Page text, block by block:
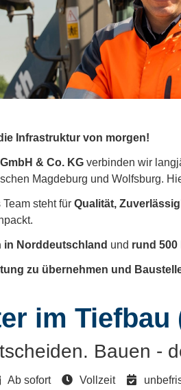
im Tiefbau
Bauen -
Ab sofort Vollzeit
Infrastruktur von morgen!
& Co. KG verbinden wir
Magdeburg und Wolfsburg.
steht für Qualität,
in Norddeutschland und rund 500
zu übernehmen und